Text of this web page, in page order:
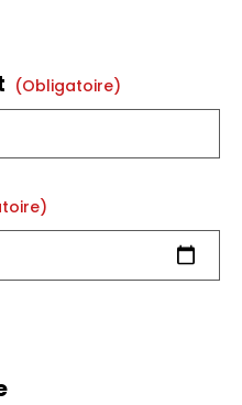
(obligatoire)